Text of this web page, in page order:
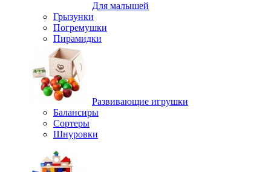
Для малышей
Грызунки
Погремушки
Пирамидки
Развивающие игрушки
Балансиры
Сортеры
Шнуровки